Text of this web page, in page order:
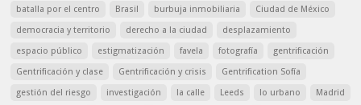
batalla por el centro
Brasil burbuja inmobiliaria
Ciudad de México
democracia y territorio
derecho a la ciudad
desplazamiento
espacio público
estigmatización favela fotografía
gentrificación
Gentrificación y clase
Gentrificación y crisis
Gentrification Sofía
gestión del riesgo
investigación la calle Leeds lo urbano
Madrid